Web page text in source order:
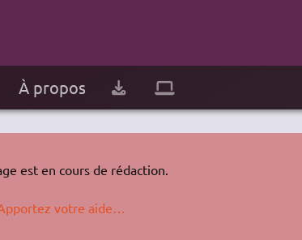
À propos
est en cours de rédaction.
votre aide…